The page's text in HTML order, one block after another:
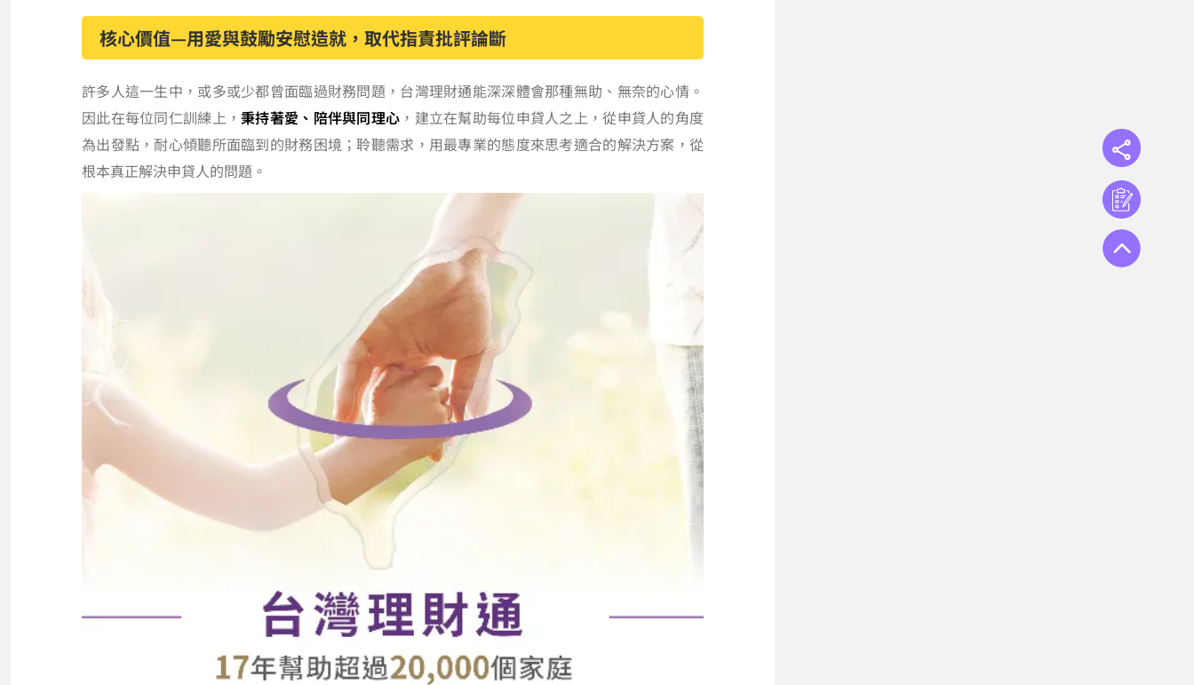
核心價值—用愛與鼓勵安慰造就，取代指責批評論斷‭‭
許多人這一生中，或多或少都曾面臨過財務問題，台灣理財通能深深體會那種無助、無奈的心情。
因此在每位同仁訓練上，秉持著愛、陪伴與同理心 ，建立在幫助每位申貸人之上，從申貸人的角度
為出發點，耐心傾聽所面臨到的財務困境；聆聽需求，用最專業的態度來思考適合的解決方案，從
根本真正解決申貸人的問題。